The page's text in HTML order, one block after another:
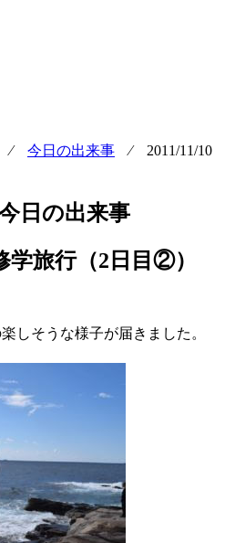
⁄ 今日の出来事 ⁄ 2011/11/10
日の出来事
旅行（2日目②）
しそうな様子が届きました。